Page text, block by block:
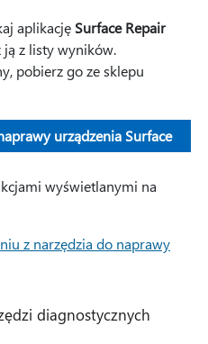
aplikację Surface Repair
ją z listy wyników.
pobierz go ze sklepu
urządzenia Surface
wyświetlanymi na
z narzędzia do naprawy
diagnostycznych